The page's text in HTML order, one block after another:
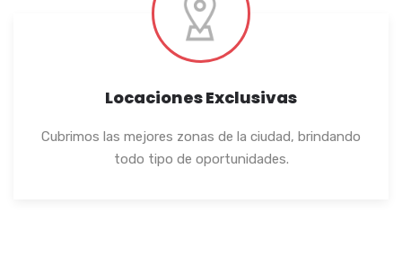
Locaciones Exclusivas
Cubrimos las mejores zonas de la ciudad, brindando
todo tipo de oportunidades.